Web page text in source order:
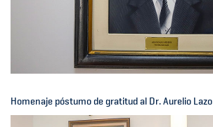
Homenaje póstumo de gratitud al Dr. Aurelio Lazo